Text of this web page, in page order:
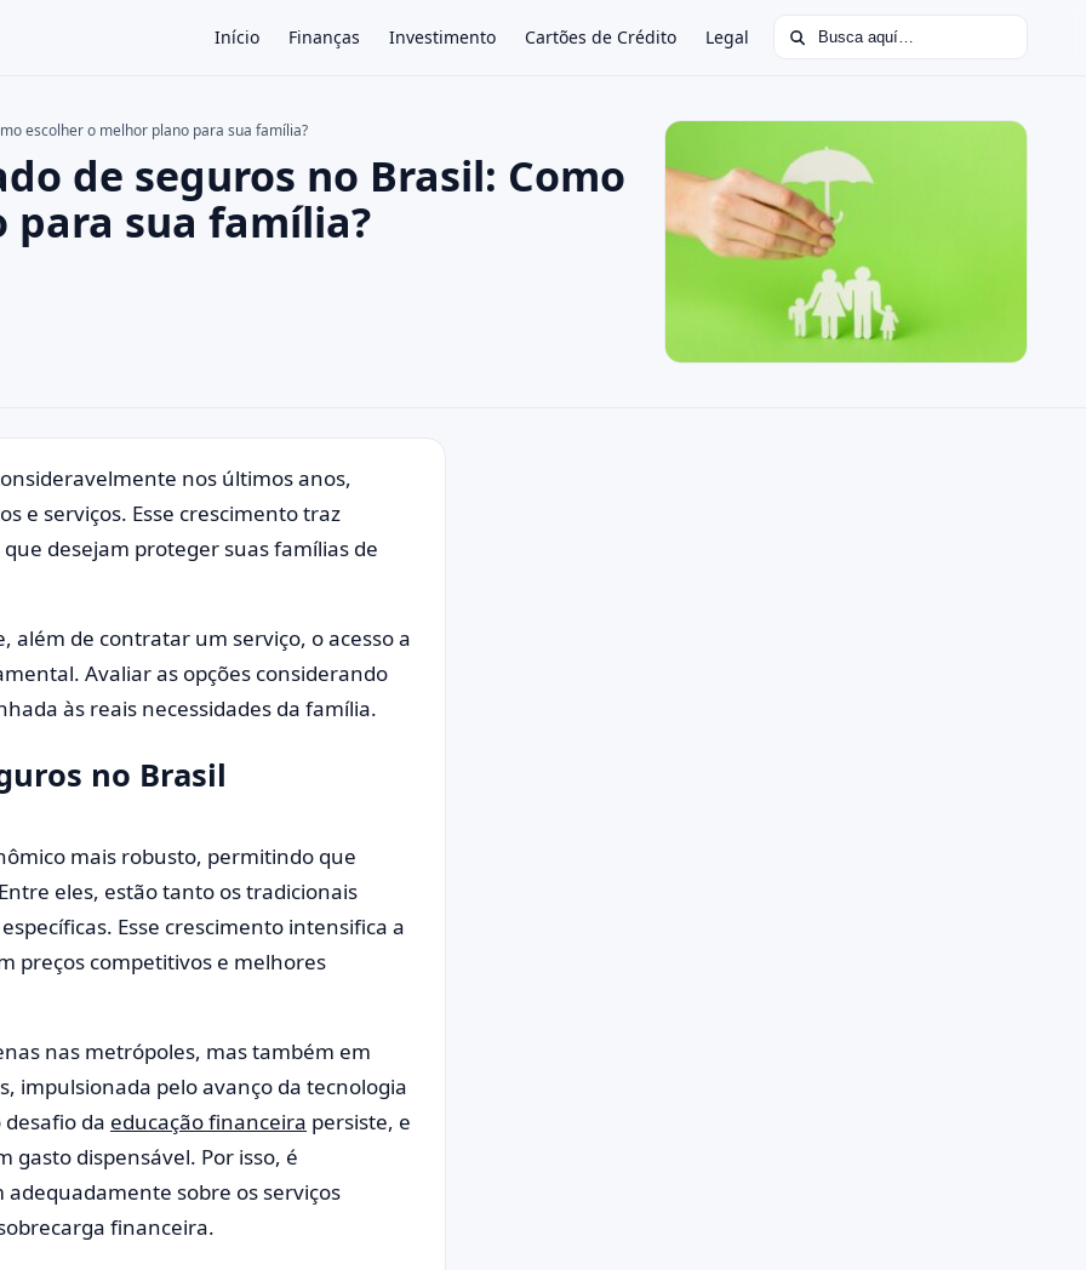
Início Finanças Investimento Cartões de Crédito Legal Buscar:
escolher o melhor plano para sua família?
de seguros no Brasil: Como
para sua família?
nos últimos anos,
e serviços. Esse crescimento traz
desejam proteger suas famílias de
além de contratar um serviço, o acesso a
Avaliar as opções considerando
às reais necessidades da família.
no Brasil
mais robusto, permitindo que
eles, estão tanto os tradicionais
Esse crescimento intensifica a
preços competitivos e melhores
nas metrópoles, mas também em
impulsionada pelo avanço da tecnologia
da educação financeira persiste, e
gasto dispensável. Por isso, é
sobre os serviços
financeira.